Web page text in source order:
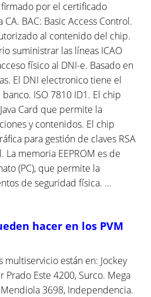
por el certificado
BAC: Basic Access Control.
al contenido del chip.
suministrar las líneas ICAO
físico al DNI-e. Basado en
El DNI electronico tiene el
ISO 7810 ID1. El chip
Card que permite la
y contenidos. El chip
para gestión de claves RSA
memoria EEPROM es de
(PC), que permite la
de seguridad física. ...
hacer en los PVM
multiservicio están en: Jockey
Prado Este 4200, Surco. Mega
3698, Independencia.